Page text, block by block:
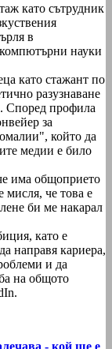
като сътрудник
в
компютърни науки
като стажант по
разузнаване
Според профила
за
който да
медии е било
има общоприето
мисля, че това е
би ме накарал
като е
направя кариера,
и да
на общото
- кой ще е